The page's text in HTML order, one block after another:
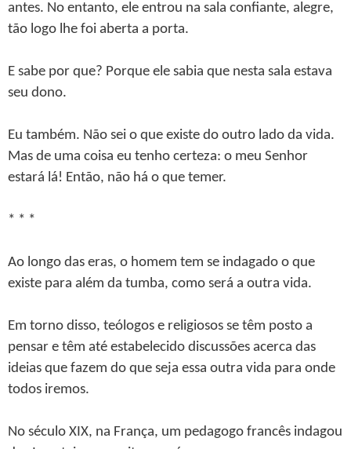
antes. No entanto, ele entrou na sala confiante, alegre,
tão logo lhe foi aberta a porta.
E sabe por que? Porque ele sabia que nesta sala estava
seu dono.
Eu também. Não sei o que existe do outro lado da vida.
Mas de uma coisa eu tenho certeza: o meu Senhor
estará lá! Então, não há o que temer.
* * *
Ao longo das eras, o homem tem se indagado o que
existe para além da tumba, como será a outra vida.
Em torno disso, teólogos e religiosos se têm posto a
pensar e têm até estabelecido discussões acerca das
ideias que fazem do que seja essa outra vida para onde
todos iremos.
No século XIX, na França, um pedagogo francês indagou